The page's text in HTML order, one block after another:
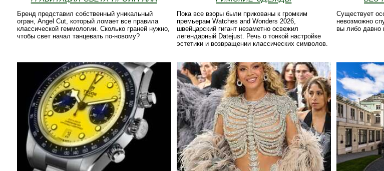
Бренд представил собственный уникальный
огран, Angel Cut, который ломает все правила
классической геммологии. Сколько граней нужно,
чтобы свет начал танцевать по-новому?
Пока все взоры были прикованы к громким
премьерам Watches and Wonders 2026,
швейцарский гигант незаметно освежил
легендарный Datejust. Речь о тонкой настройке
эстетики и возвращении классических символов.
Существует
невозможно
вы либо давно